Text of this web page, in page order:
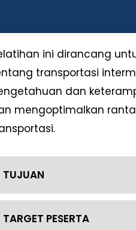
ini dirancang
transportasi
dan
mengoptimalkan
TUJUAN
TARGET PESERTA